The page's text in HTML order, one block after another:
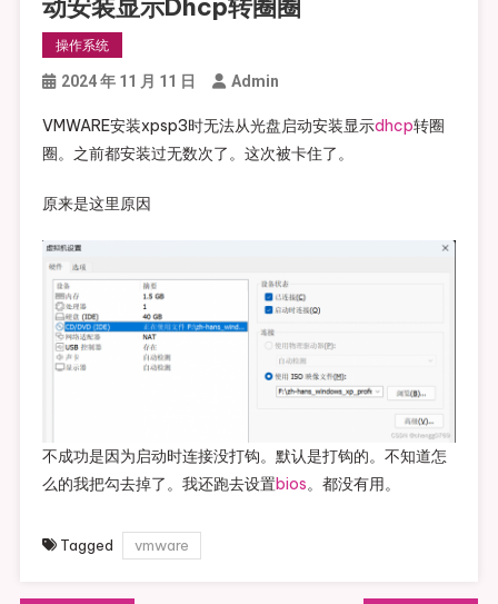
操作系统
2024 年 11 月 11 日 Admin
VMWARE安装xpsp3时无法从光盘启动安装显示dhcp转圈
圈。之前都安装过无数次了。这次被卡住了。
原来是这里原因
不成功是因为启动时连接没打钩。默认是打钩的。不知道怎
么的我把勾去掉了。我还跑去设置bios。都没有用。
Tagged vmware